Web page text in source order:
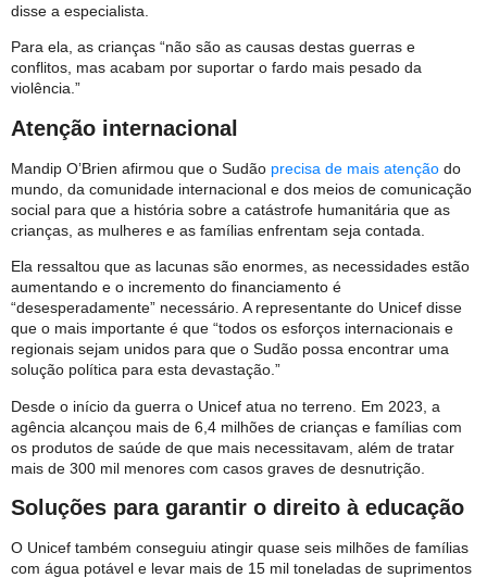
disse a especialista.
Para ela, as crianças “não são as causas destas guerras e
conflitos, mas acabam por suportar o fardo mais pesado da
violência.”
Atenção internacional
Mandip O’Brien afirmou que o Sudão precisa de mais atenção do
mundo, da comunidade internacional e dos meios de comunicação
social para que a história sobre a catástrofe humanitária que as
crianças, as mulheres e as famílias enfrentam seja contada.
Ela ressaltou que as lacunas são enormes, as necessidades estão
aumentando e o incremento do financiamento é
“desesperadamente” necessário. A representante do Unicef disse
que o mais importante é que “todos os esforços internacionais e
regionais sejam unidos para que o Sudão possa encontrar uma
solução política para esta devastação.”
Desde o início da guerra o Unicef atua no terreno. Em 2023, a
agência alcançou mais de 6,4 milhões de crianças e famílias com
os produtos de saúde de que mais necessitavam, além de tratar
mais de 300 mil menores com casos graves de desnutrição.
Soluções para garantir o direito à educação
O Unicef também conseguiu atingir quase seis milhões de famílias
com água potável e levar mais de 15 mil toneladas de suprimentos